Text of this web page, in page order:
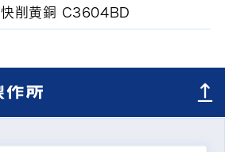
快削黄銅 C3604BD